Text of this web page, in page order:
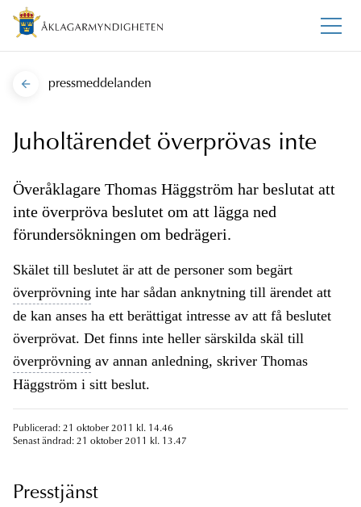
pressmeddelanden
Juholtärendet överprövas inte
Överåklagare Thomas Häggström har beslutat att
inte överpröva beslutet om att lägga ned
förundersökningen om bedrägeri.
Skälet till beslutet är att de personer som begärt
överprövning inte har sådan anknytning till ärendet att
de kan anses ha ett berättigat intresse av att få beslutet
överprövat. Det finns inte heller särskilda skäl till
överprövning av annan anledning, skriver Thomas
Häggström i sitt beslut.
Publicerad: 21 oktober 2011 kl. 14.46
Senast ändrad: 21 oktober 2011 kl. 13.47
Presstjänst